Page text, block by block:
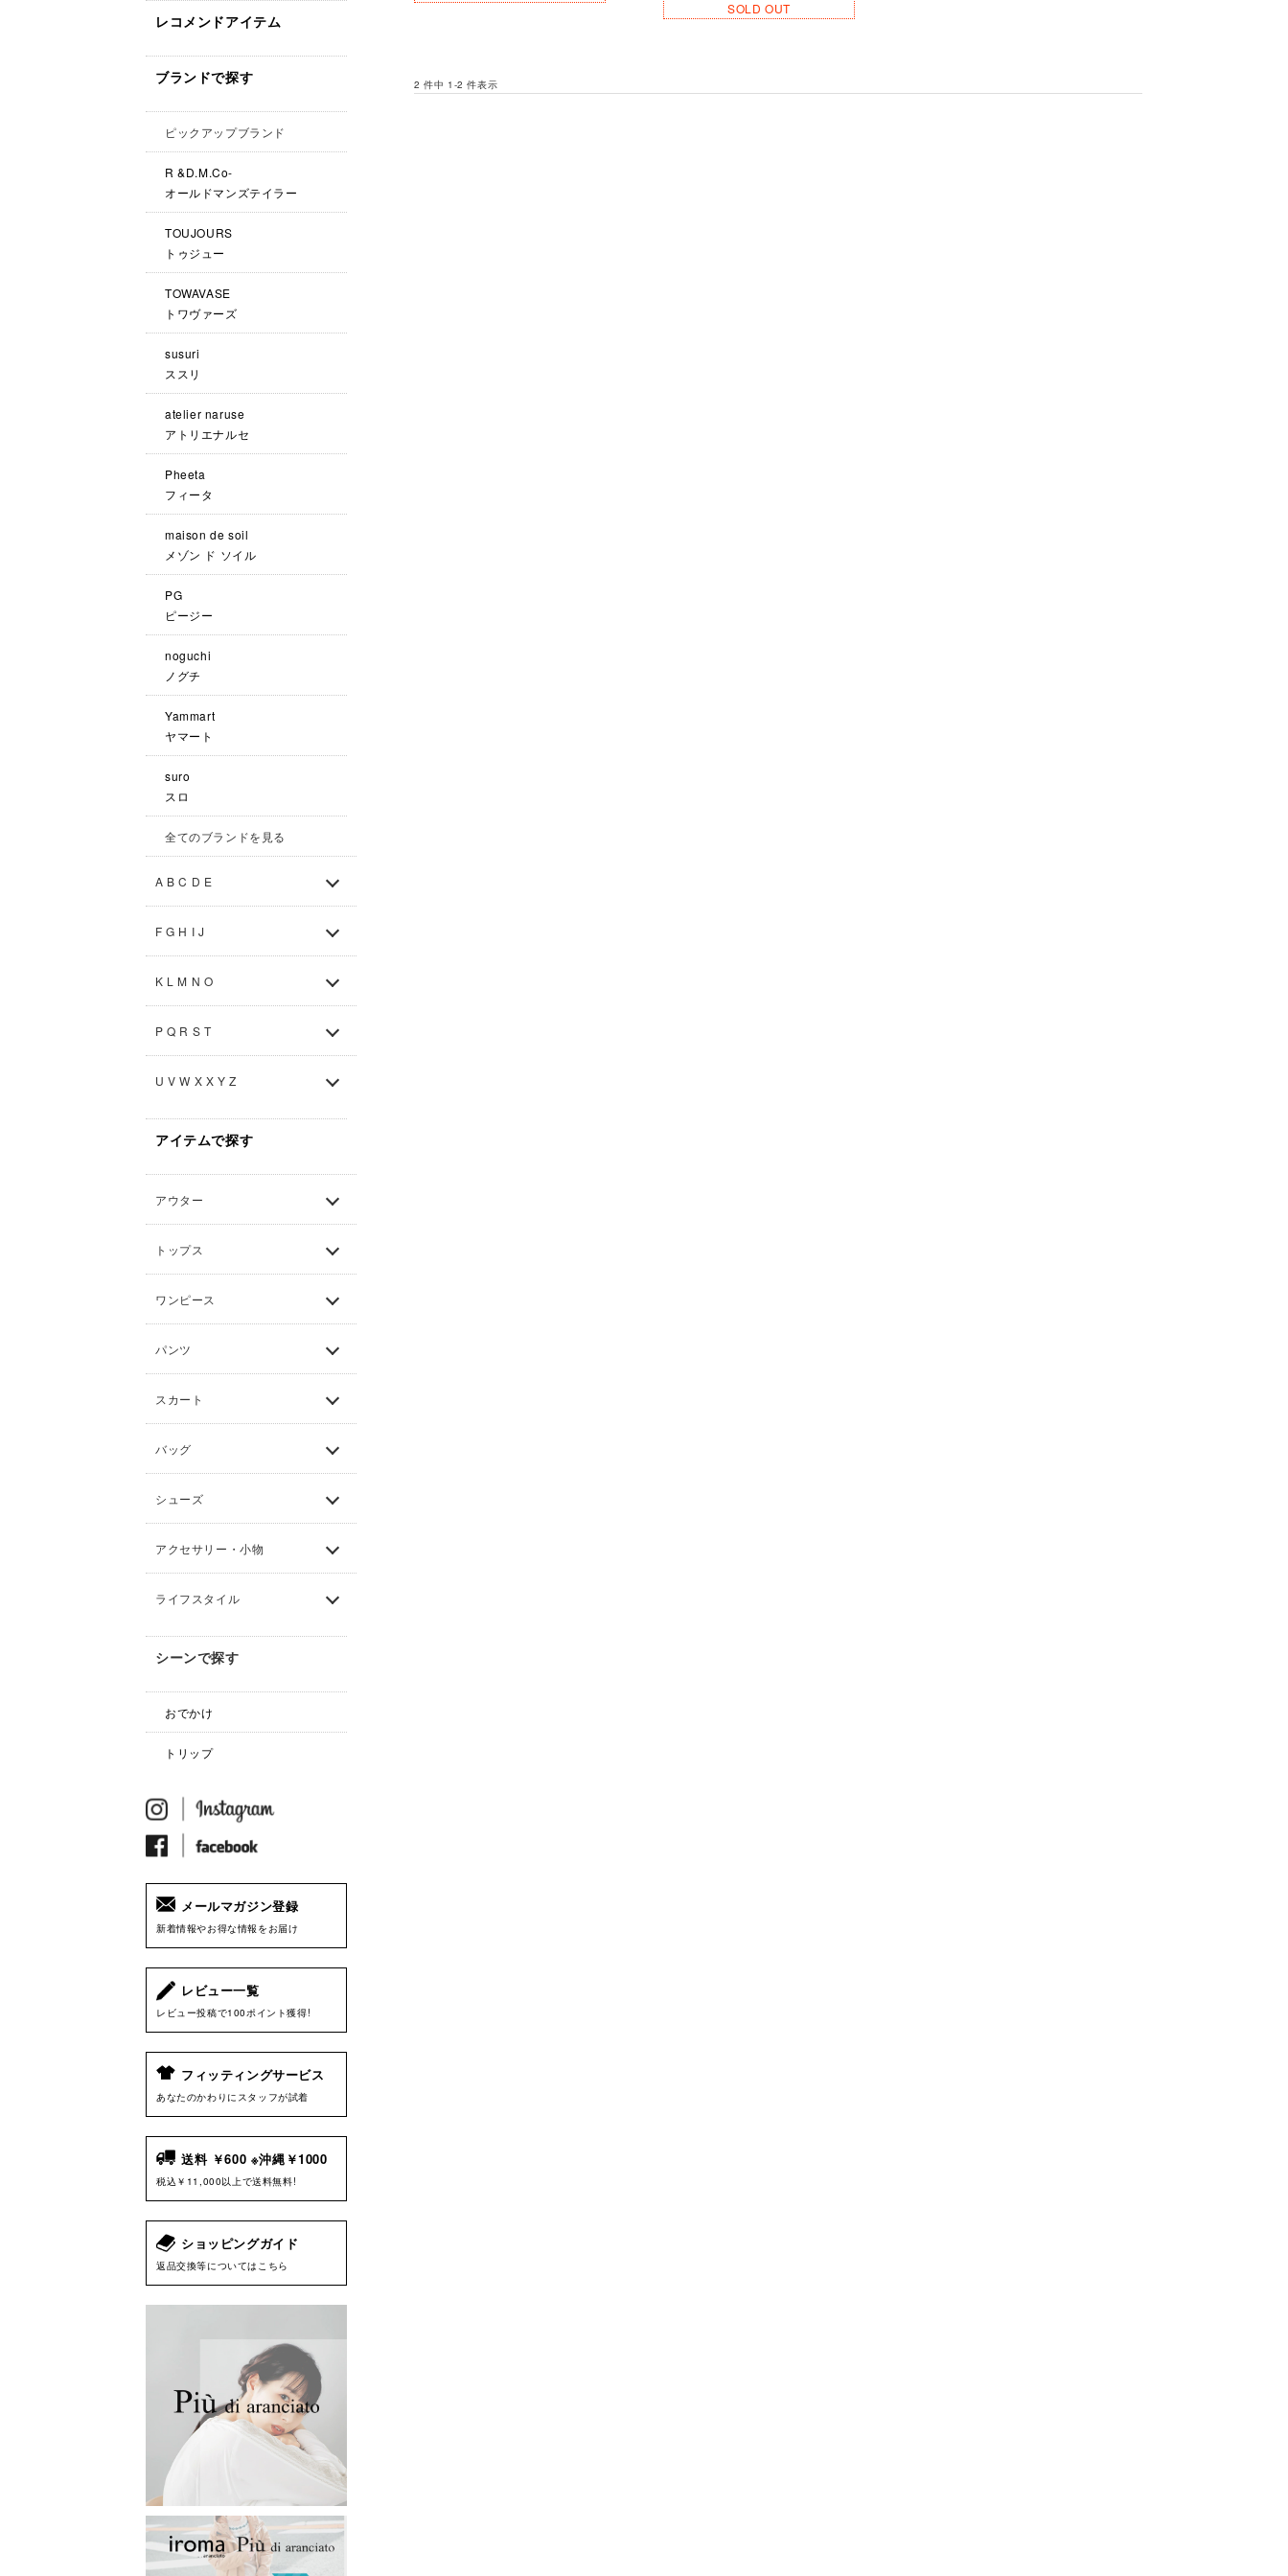
レコメンドアイテム
ブランドで探す
ピックアップブランド
R &D.M.Co-
オールドマンズテイラー
TOUJOURS
トゥジュー
TOWAVASE
トワヴァーズ
susuri
ススリ
atelier naruse
アトリエナルセ
Pheeta
フィータ
maison de soil
メゾン ド ソイル
PG
ピージー
noguchi
ノグチ
Yammart
ヤマート
suro
スロ
全てのブランドを見る
A B C D E
F G H I J
K L M N O
P Q R S T
U V W X X Y Z
アイテムで探す
アウター
トップス
ワンピース
パンツ
スカート
バッグ
シューズ
アクセサリー・小物
ライフスタイル
シーンで探す
おでかけ
トリップ
メールマガジン登録
新着情報やお得な情報をお届け
レビュー一覧
レビュー投稿で100ポイント獲得!
フィッティングサービス
あなたのかわりにスタッフが試着
送料 ￥600 ※沖縄￥1000
税込￥11,000以上で送料無料!
ショッピングガイド
返品交換等についてはこちら
SOLD OUT
2 件中 1-2 件表示